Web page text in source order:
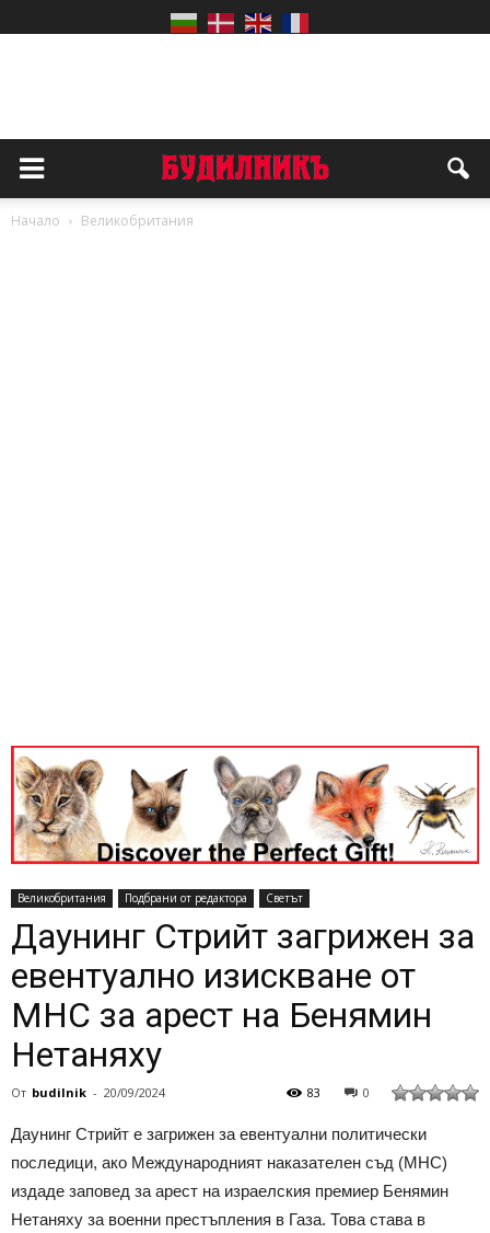
Начало Великобритания
Великобритания Подбрани от редактора Светът
Даунинг Стрийт загрижен за
евентуално изискване от
МНС за арест на Бенямин
Нетаняху
От budilnik - 20/09/2024 0
83
Даунинг Стрийт е загрижен за евентуални политически
последици, ако Международният наказателен съд (МНС)
издаде заповед за арест на израелския премиер Бенямин
Нетаняху за военни престъпления в Газа. Това става в